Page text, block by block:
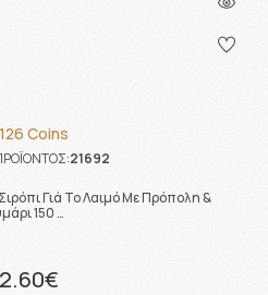
Coins
21692
Γιά Το Λαιμό Με Πρόπολη &
150 …